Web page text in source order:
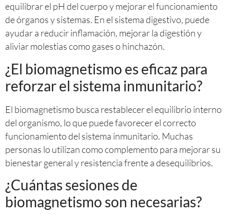
equilibrar el pH del cuerpo y mejorar el funcionamiento
de órganos y sistemas. En el sistema digestivo, puede
ayudar a reducir inflamación, mejorar la digestión y
aliviar molestias como gases o hinchazón.
¿El biomagnetismo es eficaz para
reforzar el sistema inmunitario?
El biomagnetismo busca restablecer el equilibrio interno
del organismo, lo que puede favorecer el correcto
funcionamiento del sistema inmunitario. Muchas
personas lo utilizan como complemento para mejorar su
bienestar general y resistencia frente a desequilibrios.
¿Cuántas sesiones de
biomagnetismo son necesarias?